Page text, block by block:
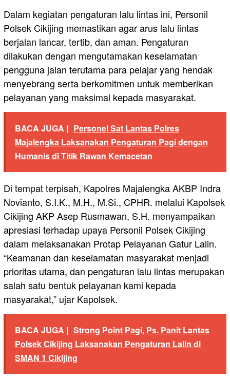
Dalam kegiatan pengaturan lalu lintas ini, Personil
Polsek Cikijing memastikan agar arus lalu lintas
berjalan lancar, tertib, dan aman. Pengaturan
dilakukan dengan mengutamakan keselamatan
pengguna jalan terutama para pelajar yang hendak
menyebrang serta berkomitmen untuk memberikan
pelayanan yang maksimal kepada masyarakat.
BACA JUGA | Personel Sat Lantas Polres
Majalengka Laksanakan Pengaturan Pagi dengan
Humanis di Titik Rawan Kemacetan
Di tempat terpisah, Kapolres Majalengka AKBP Indra
Novianto, S.I.K., M.H., M.Si., CPHR. melalui Kapolsek
Cikijing AKP Asep Rusmawan, S.H. menyampaikan
apresiasi terhadap upaya Personil Polsek Cikijing
dalam melaksanakan Protap Pelayanan Gatur Lalin.
“Keamanan dan keselamatan masyarakat menjadi
prioritas utama, dan pengaturan lalu lintas merupakan
salah satu bentuk pelayanan kami kepada
masyarakat,” ujar Kapolsek.
BACA JUGA | Strong Point Pagi, Ps. Panit Lantas
Polsek Cikijing Laksanakan Pengaturan Lalin di
SMAN 1 Cikijing